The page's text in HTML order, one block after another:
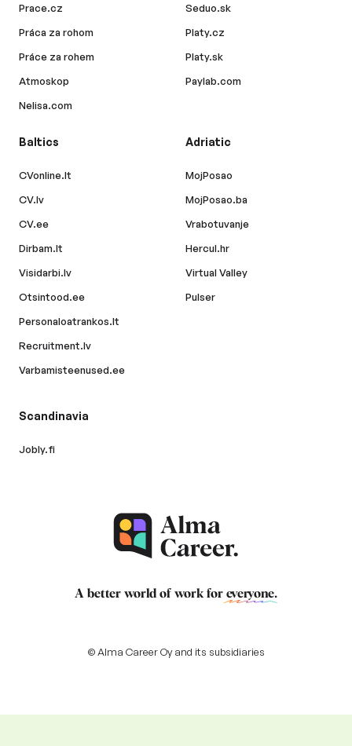
Prace.cz
Práca za rohom
Práce za rohem
Atmoskop
Nelisa.com
Seduo.sk
Platy.cz
Platy.sk
Paylab.com
Baltics
CVonline.lt
CV.lv
CV.ee
Dirbam.lt
Visidarbi.lv
Otsintood.ee
Personaloatrankos.lt
Recruitment.lv
Varbamisteenused.ee
Adriatic
MojPosao
MojPosao.ba
Vrabotuvanje
Hercul.hr
Virtual Valley
Pulser
Scandinavia
Jobly.fi
A better world of work for everyone.
© Alma Career Oy and its subsidiaries